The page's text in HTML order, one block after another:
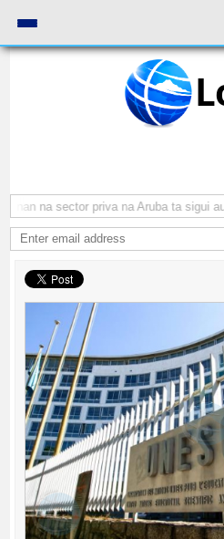
na sector priva na Aruba ta sigui